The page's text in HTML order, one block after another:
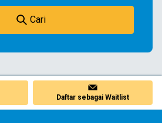
Cari
Daftar sebagai Waitlist